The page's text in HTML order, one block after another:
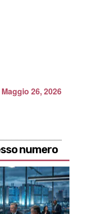
Maggio 26, 2026
numero